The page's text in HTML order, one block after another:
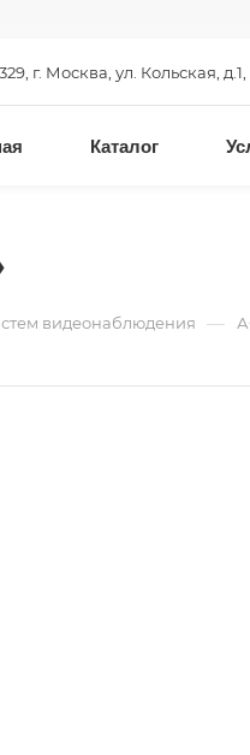
г. Москва, ул. Кольская, д.1,
Каталог
видеонаблюдения —